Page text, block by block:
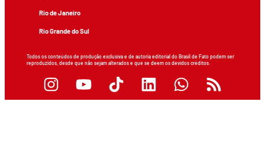
Rio de Janeiro
Rio Grande do Sul
Todos os conteúdos de produção exclusiva e de autoria editorial do Brasil de Fato podem ser
reproduzidos, desde que não sejam alterados e que se deem os devidos créditos.